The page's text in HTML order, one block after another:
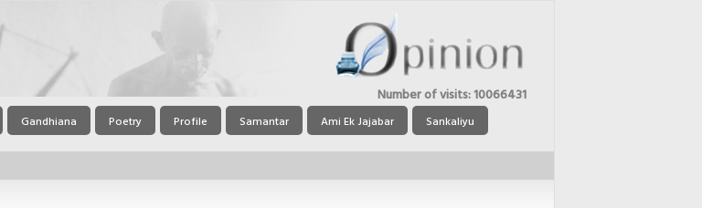
Number of visits:10066431
Gandhiana Poetry Profile Samantar Ami Ek Jajabar Sankaliyu